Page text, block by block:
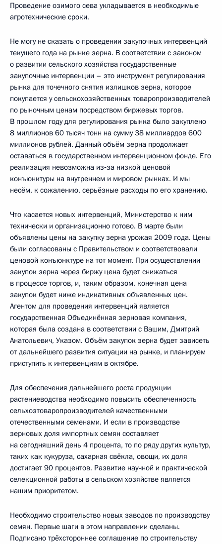
Проведение озимого сева укладывается в необходимые
агротехнические сроки.
Не могу не сказать о проведении закупочных интервенций
текущего года на рынке зерна. В соответствии с законом
о развитии сельского хозяйства государственные
закупочные интервенции – это инструмент регулирования
рынка для точечного снятия излишков зерна, которое
покупается у сельскохозяйственных товаропроизводителей
по рыночным ценам посредством биржевых торгов.
В прошлом году для регулирования рынка было закуплено
8 миллионов 60 тысяч тонн на сумму 38 миллиардов 600
миллионов рублей. Данный объём зерна продолжает
оставаться в государственном интервенционном фонде. Его
реализация невозможна из‑за низкой ценовой
конъюнктуры на внутреннем и мировом рынках. И мы
несём, к сожалению, серьёзные расходы по его хранению.
Что касается новых интервенций, Министерство к ним
технически и организационно готово. В марте были
объявлены цены на закупку зерна урожая 2009 года. Цены
были согласованы с Правительством и соответствовали
ценовой конъюнктуре на тот момент. При осуществлении
закупок зерна через биржу цена будет снижаться
в процессе торгов, и, таким образом, конечная цена
закупок будет ниже индикативных объявленных цен.
Агентом для проведения интервенций является
государственная Объединённая зерновая компания,
которая была создана в соответствии с Вашим, Дмитрий
Анатольевич, Указом. Объём закупок зерна будет зависеть
от дальнейшего развития ситуации на рынке, и планируем
приступить к интервенциям в октябре.
Для обеспечения дальнейшего роста продукции
растениеводства необходимо повысить обеспеченность
сельхозтоваропроизводителей качественными
отечественными семенами. И если в производстве
зерновых доля импортных семян составляет
на сегодняшний день 4 процента, то по ряду других культур,
таких как кукуруза, сахарная свёкла, овощи, их доля
достигает 90 процентов. Развитие научной и практической
селекционной работы в сельском хозяйстве является
нашим приоритетом.
Необходимо строительство новых заводов по производству
семян. Первые шаги в этом направлении сделаны.
Подписано трёхстороннее соглашение по строительству